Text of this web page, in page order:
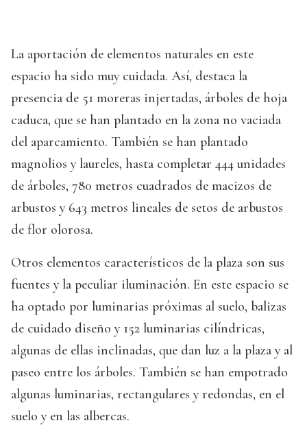
La aportación de elementos naturales en este
espacio ha sido muy cuidada. Así, destaca la
presencia de 51 moreras injertadas, árboles de hoja
caduca, que se han plantado en la zona no vaciada
del aparcamiento. También se han plantado
magnolios y laureles, hasta completar 444 unidades
de árboles, 780 metros cuadrados de macizos de
arbustos y 643 metros lineales de setos de arbustos
de flor olorosa.
Otros elementos característicos de la plaza son sus
fuentes y la peculiar iluminación. En este espacio se
ha optado por luminarias próximas al suelo, balizas
de cuidado diseño y 152 luminarias cilíndricas,
algunas de ellas inclinadas, que dan luz a la plaza y al
paseo entre los árboles. También se han empotrado
algunas luminarias, rectangulares y redondas, en el
suelo y en las albercas.